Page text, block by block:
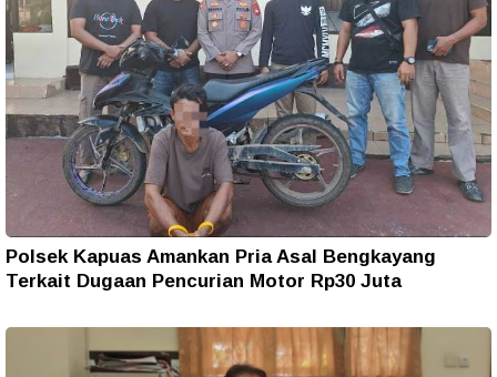
Polsek Kapuas Amankan Pria Asal Bengkayang
Terkait Dugaan Pencurian Motor Rp30 Juta